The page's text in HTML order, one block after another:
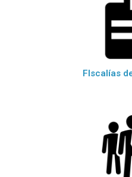
FIscalías